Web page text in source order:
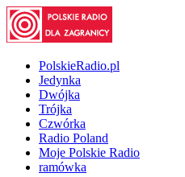
PolskieRadio.pl
Jedynka
Dwójka
Trójka
Czwórka
Radio Poland
Moje Polskie Radio
ramówka